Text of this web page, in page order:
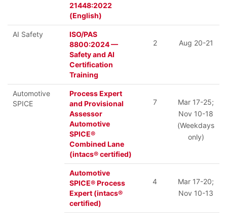
21448:2022
(English)
AI Safety
ISO/PAS
8800:2024 —
Safety and AI
Certification
Training
2 Aug 20-21
Automotive
SPICE
Process Expert
and Provisional
Assessor
Automotive
SPICE®
Combined Lane
(intacs® certified)
7
Mar 17-25;
Nov 10-18
(Weekdays
only)
Automotive
SPICE® Process
Expert (intacs®
certified)
4
Mar 17-20;
Nov 10-13